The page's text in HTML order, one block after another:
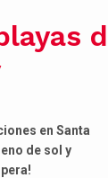
en Santa
de sol y